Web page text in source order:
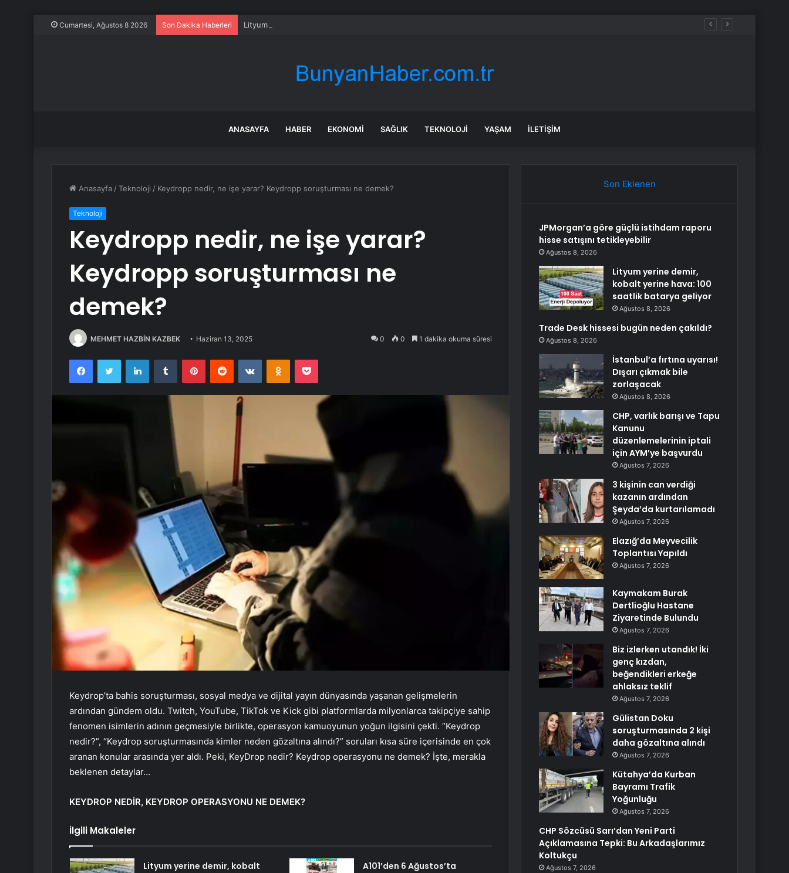
Cumartesi, Ağustos 8 2026 Son Dakika Haberleri Lityum yerine demir, kobalt yerine hava: 100 saatlik batarya geliyor
ANASAYFA HABER EKONOMI SAĞLIK TEKNOLOJI YAŞAM İLETIŞIM
Anasayfa /Teknoloji / Keydropp nedir, ne işe yarar? Keydropp soruşturması ne demek?
Teknoloji
Keydropp nedir, ne işe yarar?
Keydropp soruşturması ne
demek?
MEHMET HAZBİN KAZBEK Haziran 13, 2025 0 0 1 dakika okuma süresi
FacebookTwitter LinkedInTumblr PinterestReddit VKontakteOdnoklassniki
Pocket
Keydrop’ta bahis soruşturması, sosyal medya ve dijital yayın dünyasında yaşanan gelişmelerin
ardından gündem oldu. Twitch, YouTube, TikTok ve Kick gibi platformlarda milyonlarca takipçiye sahip
fenomen isimlerin adının geçmesiyle birlikte, operasyon kamuoyunun yoğun ilgisini çekti. “Keydrop
nedir?”, “Keydrop soruşturmasında kimler neden gözaltına alındı?” soruları kısa süre içerisinde en çok
aranan konular arasında yer aldı. Peki, KeyDrop nedir? Keydrop operasyonu ne demek? İşte, merakla
beklenen detaylar…
KEYDROP NEDİR, KEYDROP OPERASYONU NE DEMEK?
İlgili Makaleler
Lityum yerine demir, kobalt
A101’den 6 Ağustos’ta
Son Eklenen
JPMorgan’a göre güçlü istihdam raporu
hisse satışını tetikleyebilir
Ağustos 8, 2026
Lityum yerine demir,
kobalt yerine hava: 100
saatlik batarya geliyor
Ağustos 8, 2026
Trade Desk hissesi bugün neden çakıldı?
Ağustos 8, 2026
İstanbul’a fırtına uyarısı!
Dışarı çıkmak bile
zorlaşacak
Ağustos 8, 2026
CHP, varlık barışı ve Tapu
Kanunu
düzenlemelerinin iptali
için AYM’ye başvurdu
Ağustos 7, 2026
3 kişinin can verdiği
kazanın ardından
Şeyda’da kurtarılamadı
Ağustos 7, 2026
Elazığ’da Meyvecilik
Toplantısı Yapıldı
Ağustos 7, 2026
Kaymakam Burak
Dertlioğlu Hastane
Ziyaretinde Bulundu
Ağustos 7, 2026
Biz izlerken utandık! İki
genç kızdan,
beğendikleri erkeğe
ahlaksız teklif
Ağustos 7, 2026
Gülistan Doku
soruşturmasında 2 kişi
daha gözaltına alındı
Ağustos 7, 2026
Kütahya’da Kurban
Bayramı Trafik
Yoğunluğu
Ağustos 7, 2026
CHP Sözcüsü Sarı’dan Yeni Parti
Açıklamasına Tepki: Bu Arkadaşlarımız
Koltukçu
Ağustos 7, 2026